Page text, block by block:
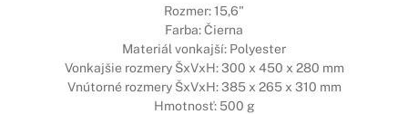
Rozmer: 15,6"
Farba: Čierna
Materiál vonkajší: Polyester
Vonkajšie rozmery ŠxVxH: 300 x 450 x 280 mm
Vnútorné rozmery ŠxVxH: 385 x 265 x 310 mm
Hmotnosť: 500 g